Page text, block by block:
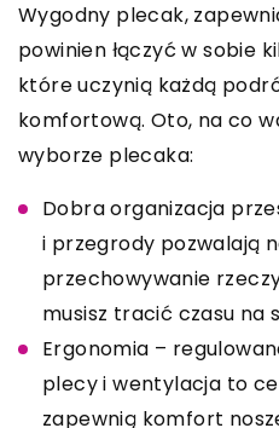
Wygodny plecak,
powinien łączyć w sobie
które uczynią każdą
komfortową. Oto, na co
wyborze plecaka:
Dobra organizacja
i przegrody pozwalają
przechowywanie
musisz tracić czasu na
Ergonomia –
plecy i wentylacja to
zapewnią komfort